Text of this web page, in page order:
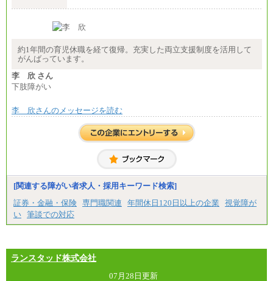
約1年間の育児休職を経て復帰。充実した両立支援制度を活用して
がんばっています。
李 欣 さん
下肢障がい
李 欣さんのメッセージを読む
[関連する障がい者求人・採用キーワード検索]
証券・金融・保険 専門職関連 年間休日120日以上の企業
視覚障が
い 筆談での対応
ランスタッド株式会社
07月28日更新